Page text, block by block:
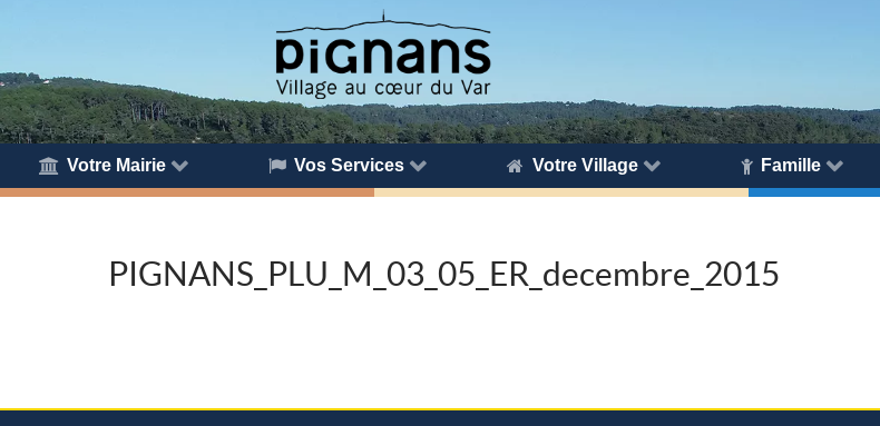
Votre Mairie Vos Services Votre Village Famille
PIGNANS_PLU_M_03_05_ER_decembre_2015